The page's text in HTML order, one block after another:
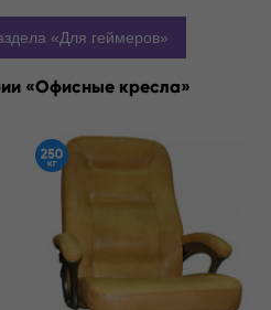
Для геймеров
Офисные кресла